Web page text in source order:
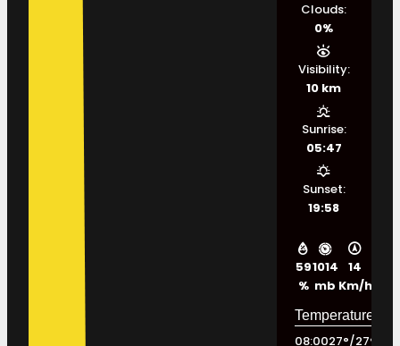
59
%
1014
mb
14
Km/h
Clouds:
0%
Visibility:
10 km
Sunrise:
05:47
Sunset:
19:58
08:0027°/27°